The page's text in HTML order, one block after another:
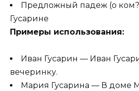
Предложный падеж (о ком?
Гусарине
Примеры использования:
Иван Гусарин — Иван
вечеринку.
Мария Гусарина — В доме